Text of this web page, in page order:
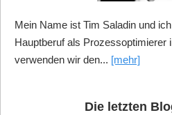
Mein Name ist Tim Saladin und
Hauptberuf als Prozessoptimierer
verwenden wir den... [mehr]
Die letzten